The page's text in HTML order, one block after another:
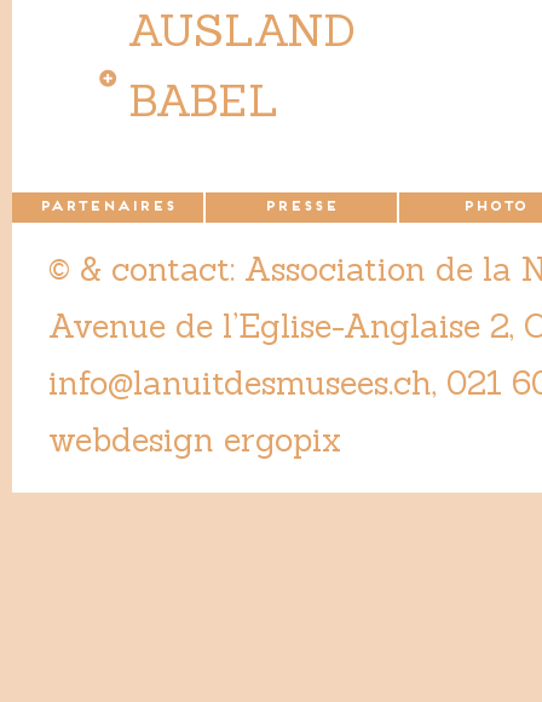
AUSLAND
BABEL
PARTENAIRES PRESSE PHOTO
© & contact: Association de la
Avenue de l’Eglise-Anglaise 2,
info@lanuitdesmusees.ch, 021
webdesign ergopix